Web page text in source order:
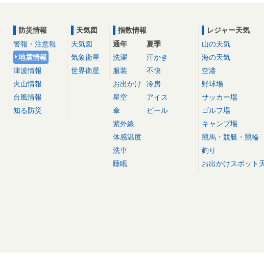
防災情報
警報・注意報
地震情報
津波情報
火山情報
台風情報
知る防災
天気図
天気図
気象衛星
世界衛星
指数情報
通年
洗濯
服装
お出かけ
星空
傘
紫外線
体感温度
洗車
睡眠
夏季
汗かき
不快
冷房
アイス
ビール
レジャー天気
山の天気
海の天気
空港
野球場
サッカー場
ゴルフ場
キャンプ場
競馬・競艇・競輪
釣り
お出かけスポット